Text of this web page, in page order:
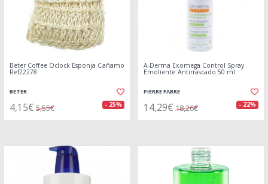
Beter Coffee Oclock Esponja Cañamo
Ref22278
BETER
4,15€ 5,55€ - 25%
A-Derma Exomega Control Spray
Emoliente Antirrascado 50 ml
PIERRE FABRE
14,29€ 18,26€ - 22%